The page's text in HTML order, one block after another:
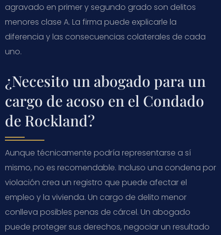
agravado en primer y segundo grado son delitos
menores clase A. La firma puede explicarle la
diferencia y las consecuencias colaterales de cada
uno.
¿Necesito un abogado para un
cargo de acoso en el Condado
de Rockland?
Aunque técnicamente podría representarse a sí
mismo, no es recomendable. Incluso una condena por
violación crea un registro que puede afectar el
empleo y la vivienda. Un cargo de delito menor
conlleva posibles penas de cárcel. Un abogado
puede proteger sus derechos, negociar un resultado